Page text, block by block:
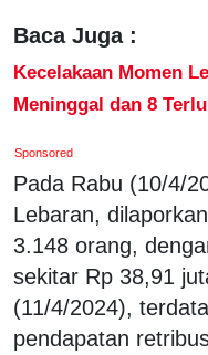
Baca Juga :
Kecelakaan Momen
Meninggal dan 8
Sponsored
Pada Rabu (10/4/
Lebaran,
3.148 orang,
sekitar Rp 38,91
(11/4/2024),
pendapatan